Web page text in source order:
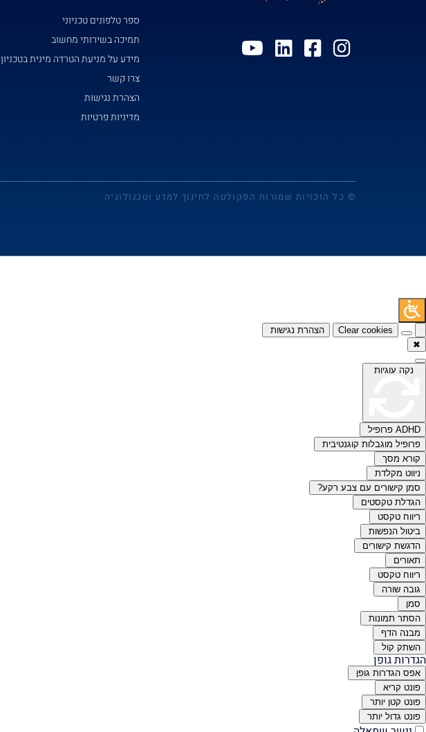
ספר טלפונים טכניוני
תמיכה בשירותי מחשוב
מידע על מניעת הטרדה מינית בטכניון
צרו קשר
הצהרת נגישות
מדיניות פרטיות
© כל הזכויות שמורות הפקולטה לחינוך למדע וטכנולוגיה
Clear cookies
הצהרת נגישות
✖
נקה עוגיות
ADHD פרופיל
פרופיל מוגבלות קוגנטיבית
קורא מסך
ניווט מקלדת
סמן קישורים עם צבע רקע?
הגדלת טקסטים
ריווח טקסט
ביטול הנפשות
הדגשת קישורים
תאורים
ריווח טקסט
גובה שורה
סמן
הסתר תמונות
מבנה הדף
השתק קול
הגדרות גופן
אפס הגדרות גופן
פונט קריא
פונט קטן יותר
פונט גדול יותר